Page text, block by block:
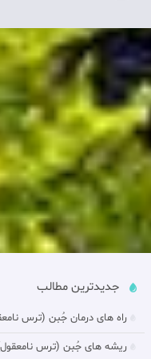
جدیدترین مطالب
راه های درمان جُبن (ترس
ريشه هاى جُبن (ترس